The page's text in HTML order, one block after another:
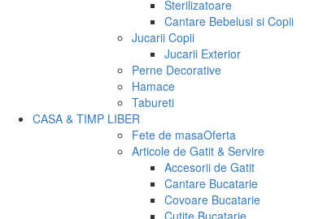
Sterilizatoare
Cantare Bebelusi si Copii
Jucarii Copii
Jucarii Exterior
Perne Decorative
Hamace
Tabureti
CASA & TIMP LIBER
Fete de masaOferta
Articole de Gatit & Servire
Accesorii de Gatit
Cantare Bucatarie
Covoare Bucatarie
Cutite Bucatarie